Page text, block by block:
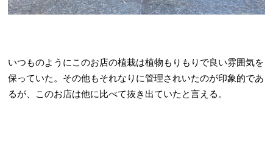
いつものようにこのお店の植栽は植物もりもりで良い雰囲気を
保っていた。その他もそれなりに管理されいたのが印象的であ
るが、このお店は他に比べて抜き出ていたと言える。